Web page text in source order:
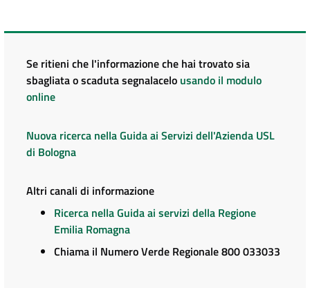
Se ritieni che l'informazione che hai trovato sia
sbagliata o scaduta segnalacelo usando il modulo
online
Nuova ricerca nella Guida ai Servizi dell'Azienda USL
di Bologna
Altri canali di informazione
Ricerca nella Guida ai servizi della Regione
Emilia Romagna
Chiama il Numero Verde Regionale 800 033033